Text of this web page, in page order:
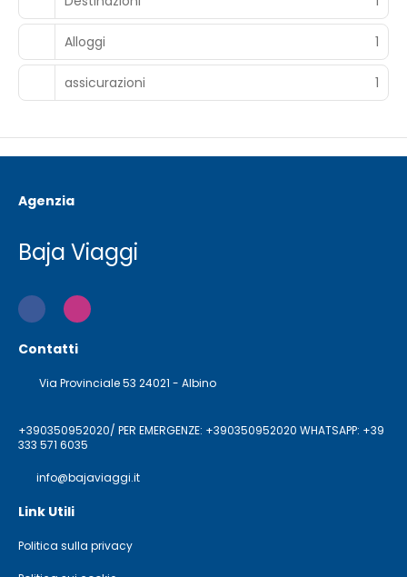
Alloggi 1
assicurazioni 1
Agenzia
Baja Viaggi
Contatti
Via Provinciale 53 24021 - Albino
+390350952020/ PER EMERGENZE: +390350952020 WHATSAPP: +39
333 571 6035
info@bajaviaggi.it
Link Utili
Politica sulla privacy